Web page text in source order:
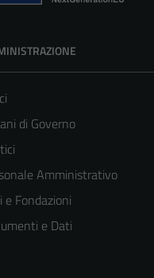
di Governo
Amministrativo
e Fondazioni
e Dati